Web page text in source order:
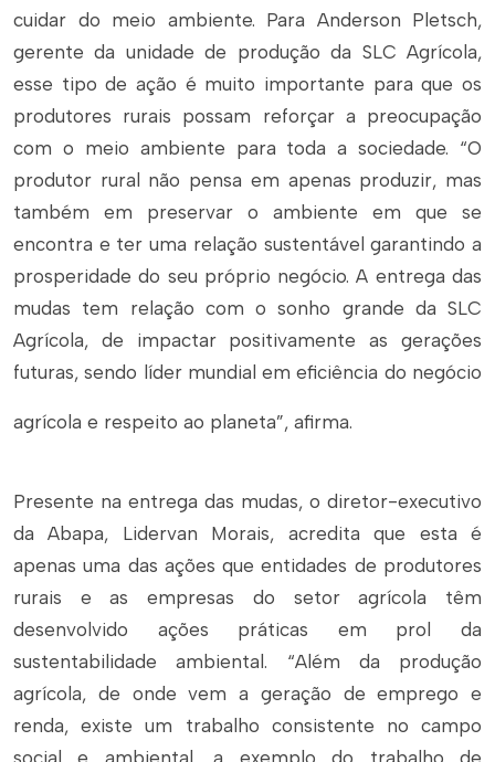
cuidar do meio ambiente. Para Anderson Pletsch,
gerente da unidade de produção da SLC Agrícola,
esse tipo de ação é muito importante para que os
produtores rurais possam reforçar a preocupação
com o meio ambiente para toda a sociedade. “O
produtor rural não pensa em apenas produzir, mas
também em preservar o ambiente em que se
encontra e ter uma relação sustentável garantindo a
prosperidade do seu próprio negócio. A entrega das
mudas tem relação com o sonho grande da SLC
Agrícola, de impactar positivamente as gerações
futuras, sendo líder mundial em eficiência do negócio
agrícola e respeito ao planeta”, afirma.
Presente na entrega das mudas, o diretor-executivo
da Abapa, Lidervan Morais, acredita que esta é
apenas uma das ações que entidades de produtores
rurais e as empresas do setor agrícola têm
desenvolvido ações práticas em prol da
sustentabilidade ambiental. “Além da produção
agrícola, de onde vem a geração de emprego e
renda, existe um trabalho consistente no campo
social e ambiental, a exemplo do trabalho de